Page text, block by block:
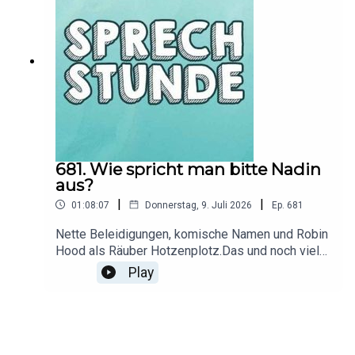
Diskussionen und Rückfragen beantworten wir
auf unserem Discord Server:
https://discord.gg/360erHier gibt's alle Infos zu
unseren Werbepartnern, Codes und noch mehr:
https://linktr.ee/360er
681. Wie spricht man bitte Nadin
aus?
01:08:07 | Donnerstag, 9. Juli 2026 | Ep. 681
Nette Beleidigungen, komische Namen und Robin
Hood als Räuber Hotzenplotz.Das und noch viel
mehr besprechen wir in der neuesten
Sprechstunde.Schickt uns eure Sprachnachrichten
Play